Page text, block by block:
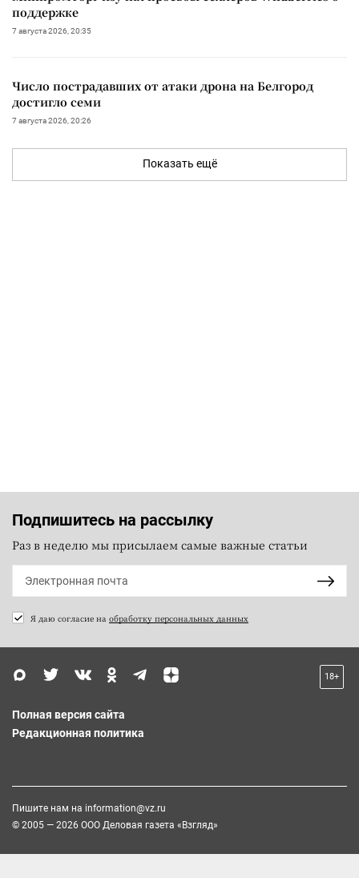
поддержке
7 августа 2026, 20:35
Число пострадавших от атаки дрона на Белгород
достигло семи
7 августа 2026, 20:26
Показать ещё
Подпишитесь на рассылку
Раз в неделю мы присылаем самые важные статьи
Я даю согласие на обработку персональных данных
18+
Полная версия сайта
Редакционная политика
Пишите нам на information@vz.ru
© 2005 — 2026 ООО Деловая газета «Взгляд»